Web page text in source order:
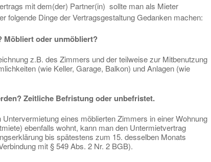
mit dem(der) Partner(in) sollte man als Mieter
folgende Dinge der Vertragsgestaltung Gedanken machen:
Möbliert oder unmöbliert?
z.B. des Zimmers und der teilweise zur Mitbenutzung
(wie Keller, Garage, Balkon) und Anlagen (wie
Zeitliche Befristung oder unbefristet.
Untervermietung eines möblierten Zimmers in einer Wohnung
ebenfalls wohnt, kann man den Untermietvertrag
bis spätestens zum 15. desselben Monats
mit § 549 Abs. 2 Nr. 2 BGB).